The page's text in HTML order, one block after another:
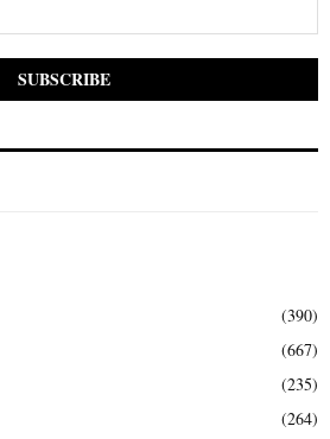
(390)
(667)
(235)
(264)